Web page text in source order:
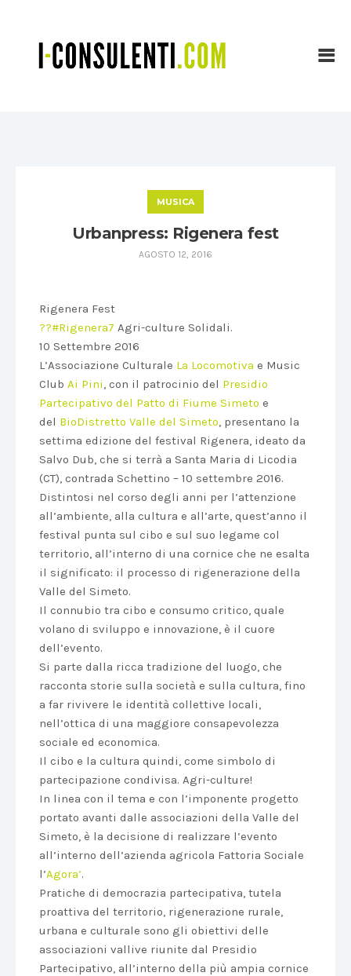
MUSICA
Urbanpress: Rigenera fest
AGOSTO 12, 2016
Rigenera Fest
??#‎Rigenera7‬ Agri-culture Solidali.
10 Settembre 2016
L’Associazione Culturale La Locomotiva e Music
Club Ai Pini, con il patrocinio del Presidio
Partecipativo del Patto di Fiume Simeto e
del BioDistretto Valle del Simeto, presentano la
settima edizione del festival Rigenera, ideato da
Salvo Dub, che si terrà a Santa Maria di Licodia
(CT), contrada Schettino – 10 settembre 2016.
Distintosi nel corso degli anni per l’attenzione
all’ambiente, alla cultura e all’arte, quest’anno il
festival punta sul cibo e sul suo legame col
territorio, all’interno di una cornice che ne esalta
il significato: il processo di rigenerazione della
Valle del Simeto.
Il connubio tra cibo e consumo critico, quale
volano di sviluppo e innovazione, è il cuore
dell’evento.
Si parte dalla ricca tradizione del luogo, che
racconta storie sulla società e sulla cultura, fino
a far rivivere le identità collettive locali,
nell’ottica di una maggiore consapevolezza
sociale ed economica.
Il cibo e la cultura quindi, come simbolo di
partecipazione condivisa. Agri-culture!
In linea con il tema e con l’imponente progetto
portato avanti dalle associazioni della Valle del
Simeto, è la decisione di realizzare l’evento
all’interno dell’azienda agricola Fattoria Sociale
l’Agora’.
Pratiche di democrazia partecipativa, tutela
proattiva del territorio, rigenerazione rurale,
urbana e culturale sono gli obiettivi delle
associazioni vallive riunite dal Presidio
Partecipativo, all’interno della più ampia cornice